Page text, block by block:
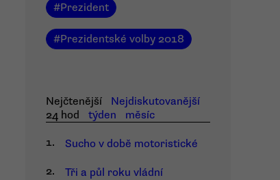
#Prezident
#Prezidentské volby 2018
Nejčtenější
Nejdiskutovanější
24 hod
týden
měsíc
1.
Sucho v době motoristické
2.
Tři a půl roku vládní